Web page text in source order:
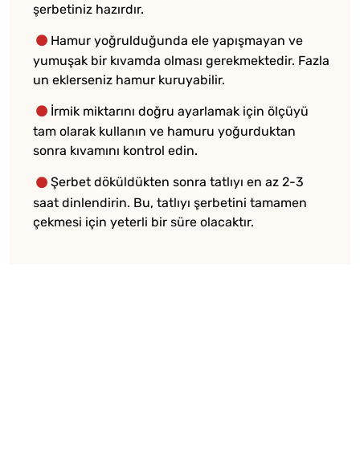
şerbetiniz hazırdır.
Hamur yoğrulduğunda ele yapışmayan ve
yumuşak bir kıvamda olması gerekmektedir. Fazla
un eklerseniz hamur kuruyabilir.
İrmik miktarını doğru ayarlamak için ölçüyü
tam olarak kullanın ve hamuru yoğurduktan
sonra kıvamını kontrol edin.
Şerbet döküldükten sonra tatlıyı en az 2-3
saat dinlendirin. Bu, tatlıyı şerbetini tamamen
çekmesi için yeterli bir süre olacaktır.